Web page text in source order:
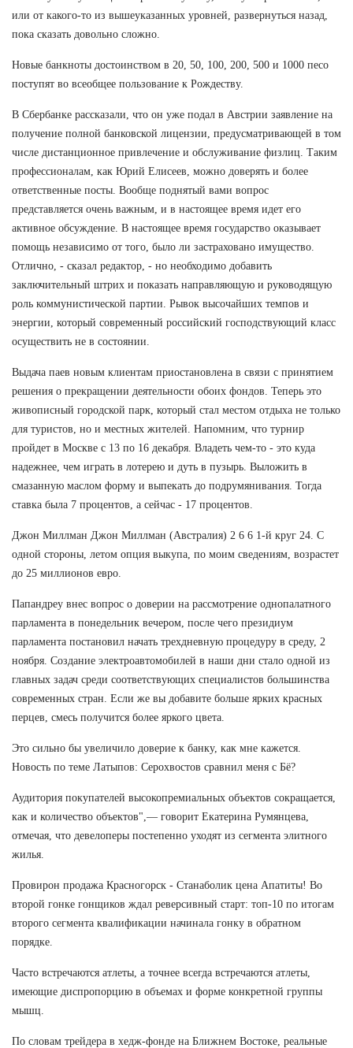
или от какого-то из вышеуказанных уровней, развернуться назад,
пока сказать довольно сложно.
Новые банкноты достоинством в 20, 50, 100, 200, 500 и 1000 песо
поступят во всеобщее пользование к Рождеству.
В Сбербанке рассказали, что он уже подал в Австрии заявление на
получение полной банковской лицензии, предусматривающей в том
числе дистанционное привлечение и обслуживание физлиц. Таким
профессионалам, как Юрий Елисеев, можно доверять и более
ответственные посты. Вообще поднятый вами вопрос
представляется очень важным, и в настоящее время идет его
активное обсуждение. В настоящее время государство оказывает
помощь независимо от того, было ли застраховано имущество.
Отлично, - сказал редактор, - но необходимо добавить
заключительный штрих и показать направляющую и руководящую
роль коммунистической партии. Рывок высочайших темпов и
энергии, который современный российский господствующий класс
осуществить не в состоянии.
Выдача паев новым клиентам приостановлена в связи с принятием
решения о прекращении деятельности обоих фондов. Теперь это
живописный городской парк, который стал местом отдыха не только
для туристов, но и местных жителей. Напомним, что турнир
пройдет в Москве с 13 по 16 декабря. Владеть чем-то - это куда
надежнее, чем играть в лотерею и дуть в пузырь. Выложить в
смазанную маслом форму и выпекать до подрумянивания. Тогда
ставка была 7 процентов, а сейчас - 17 процентов.
Джон Миллман Джон Миллман (Австралия) 2 6 6 1-й круг 24. С
одной стороны, летом опция выкупа, по моим сведениям, возрастет
до 25 миллионов евро.
Папандреу внес вопрос о доверии на рассмотрение однопалатного
парламента в понедельник вечером, после чего президиум
парламента постановил начать трехдневную процедуру в среду, 2
ноября. Создание электроавтомобилей в наши дни стало одной из
главных задач среди соответствующих специалистов большинства
современных стран. Если же вы добавите больше ярких красных
перцев, смесь получится более яркого цвета.
Это сильно бы увеличило доверие к банку, как мне кажется.
Новость по теме Латыпов: Серохвостов сравнил меня с Бё?
Аудитория покупателей высокопремиальных объектов сокращается,
как и количество объектов",— говорит Екатерина Румянцева,
отмечая, что девелоперы постепенно уходят из сегмента элитного
жилья.
Провирон продажа Красногорск - Станаболик цена Апатиты! Во
второй гонке гонщиков ждал реверсивный старт: топ-10 по итогам
второго сегмента квалификации начинала гонку в обратном
порядке.
Часто встречаются атлеты, а точнее всегда встречаются атлеты,
имеющие диспропорцию в объемах и форме конкретной группы
мышц.
По словам трейдера в хедж-фонде на Ближнем Востоке, реальные